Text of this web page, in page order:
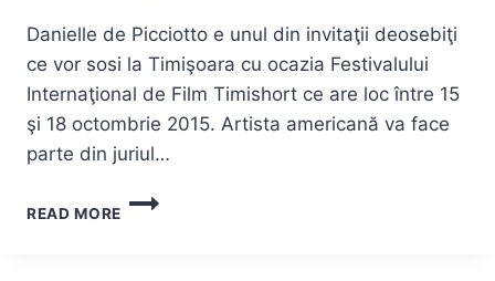
Danielle de Picciotto e unul din invitaţii deosebiţi
ce vor sosi la Timişoara cu ocazia Festivalului
Internaţional de Film Timishort ce are loc între 15
şi 18 octombrie 2015. Artista americană va face
parte din juriul…
READ MORE
INTERVIU